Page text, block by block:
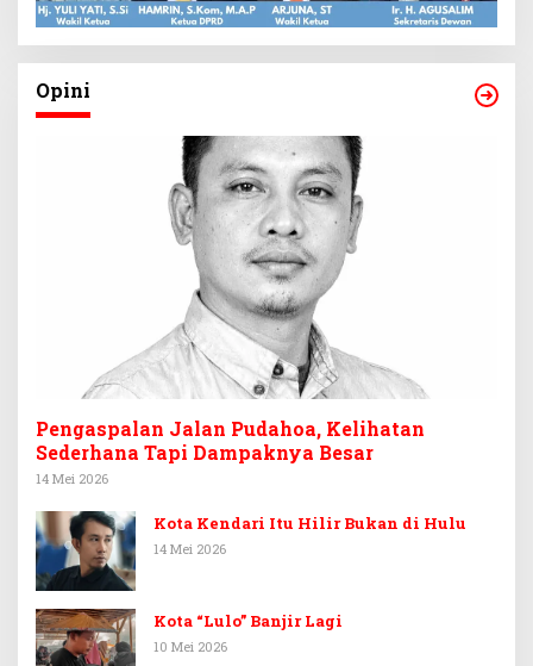
Opini
Pengaspalan Jalan Pudahoa, Kelihatan
Sederhana Tapi Dampaknya Besar
14 Mei 2026
Kota Kendari Itu Hilir Bukan di Hulu
14 Mei 2026
Kota “Lulo” Banjir Lagi
10 Mei 2026